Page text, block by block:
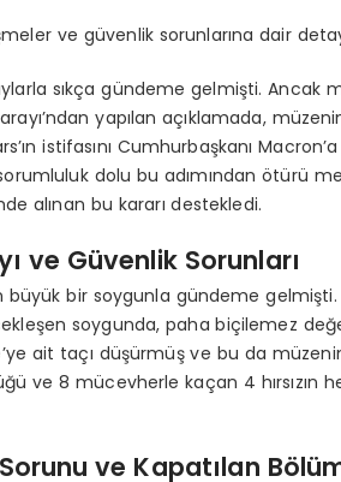
ve güvenlik sorunlarına dair
sıkça gündeme gelmişti. Ancak
yapılan açıklamada,
istifasını Cumhurbaşkanı
dolu bu adımından ötürü
alınan bu kararı destekledi.
ve Güvenlik Sorunları
büyük bir soygunla gündeme
soygunda, paha biçilemez
ait taçı düşürmüş ve bu da
ve 8 mücevherle kaçan 4 hırsızın
Sorunu ve Kapatılan